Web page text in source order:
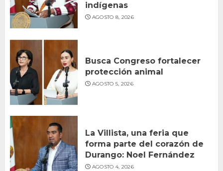
indígenas
AGOSTO 8, 2026
Busca Congreso fortalecer
protección animal
AGOSTO 5, 2026
La Villista, una feria que
forma parte del corazón de
Durango: Noel Fernández
AGOSTO 4, 2026